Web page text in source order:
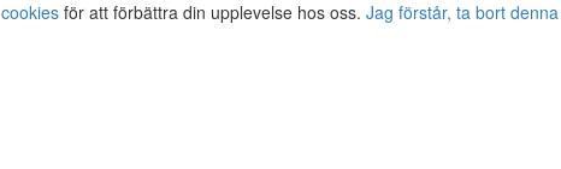
cookies för att förbättra din upplevelse hos oss. Jag förstår, ta bort